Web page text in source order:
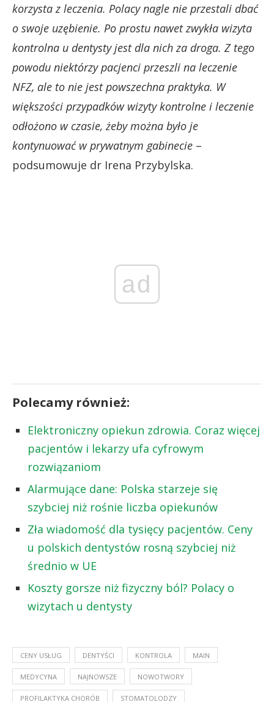
korzysta z leczenia. Polacy nagle nie przestali dbać
o swoje uzębienie. Po prostu nawet zwykła wizyta
kontrolna u dentysty jest dla nich za droga. Z tego
powodu niektórzy pacjenci przeszli na leczenie
NFZ, ale to nie jest powszechna praktyka. W
większości przypadków wizyty kontrolne i leczenie
odłożono w czasie, żeby można było je
kontynuować w prywatnym gabinecie –
podsumowuje dr Irena Przybylska.
ad
Polecamy również:
Elektroniczny opiekun zdrowia. Coraz więcej
pacjentów i lekarzy ufa cyfrowym
rozwiązaniom
Alarmujące dane: Polska starzeje się
szybciej niż rośnie liczba opiekunów
Zła wiadomość dla tysięcy pacjentów. Ceny
u polskich dentystów rosną szybciej niż
średnio w UE
Koszty gorsze niż fizyczny ból? Polacy o
wizytach u dentysty
CENY USŁUG DENTYŚCI KONTROLA MAIN
MEDYCYNA NAJNOWSZE NOWOTWORY
PROFILAKTYKA CHORÓB STOMATOLODZY